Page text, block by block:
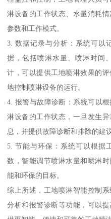
淋设备的工作状态、水量消耗
参数和工作模式。
3. 数据记录与分析：系统可以
据，包括喷淋水量、喷淋时间
计，可以提供工地喷淋效果的
地控制喷淋设备的运行。
4. 报警与故障诊断：系统可以
淋设备的工作状态，一旦发生
息，并提供故障诊断和排除的建
5. 节能与环保：系统可以根据
数，智能调节喷淋水量和喷淋
能和环保的目标。
综上所述，工地喷淋智能控制
分析和报警诊断等功能，可以